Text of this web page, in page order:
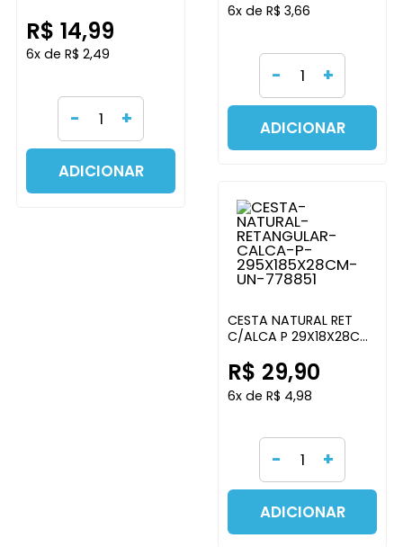
GRILLOS ARTESANATOS
R$ 14,99
6x de R$ 2,49
- +
ADICIONAR
6x de R$ 3,66
- +
ADICIONAR
CESTA NATURAL RET
C/ALCA P 29X18X28CM
R$ 29,90
6x de R$ 4,98
- +
ADICIONAR